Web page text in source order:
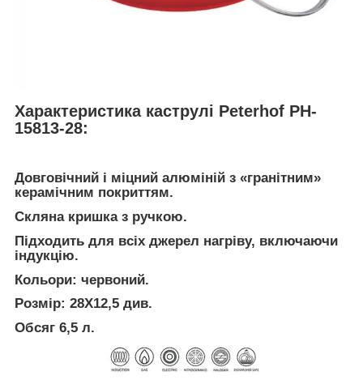
Характеристика каструлі Peterhof PH-
15813-28:
Довговічний і міцний алюміній з «гранітним»
керамічним покриттям.
Скляна кришка з ручкою.
Підходить для всіх джерел нагріву, включаючи
індукцію.
Кольори: червоний.
Розмір: 28Х12,5 див.
Обсяг 6,5 л.